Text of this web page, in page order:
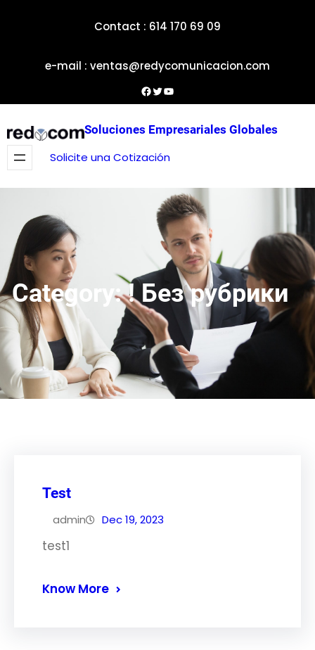
Contact : 614 170 69 09
e-mail : ventas@redycomunicacion.com
Facebook
Twitter
YouTube
Soluciones Empresariales Globales
Solicite una Cotización
Category:! Без рубрики
Test
admin Dec 19, 2023
test1
Know More